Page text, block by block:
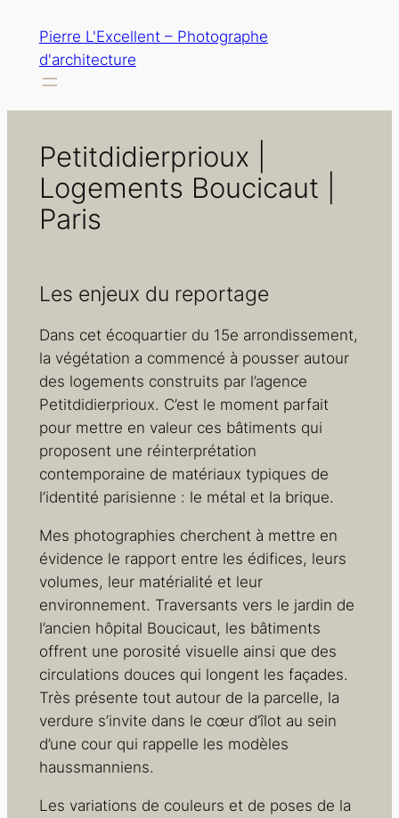
contenu
Pierre L'Excellent – Photographe
d'architecture
Petitdidierprioux |
Logements Boucicaut |
Paris
Les enjeux du reportage
Dans cet écoquartier du 15e arrondissement,
la végétation a commencé à pousser autour
des logements construits par l’agence
Petitdidierprioux. C’est le moment parfait
pour mettre en valeur ces bâtiments qui
proposent une réinterprétation
contemporaine de matériaux typiques de
l’identité parisienne : le métal et la brique.
Mes photographies cherchent à mettre en
évidence le rapport entre les édifices, leurs
volumes, leur matérialité et leur
environnement. Traversants vers le jardin de
l’ancien hôpital Boucicaut, les bâtiments
offrent une porosité visuelle ainsi que des
circulations douces qui longent les façades.
Très présente tout autour de la parcelle, la
verdure s’invite dans le cœur d’îlot au sein
d’une cour qui rappelle les modèles
haussmanniens.
Les variations de couleurs et de poses de la